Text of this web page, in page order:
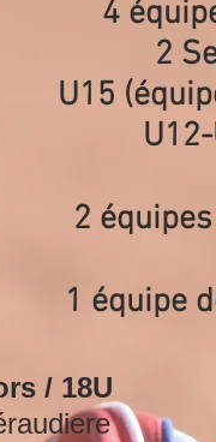
4
2
U15
2
1 équipe
/ 18U